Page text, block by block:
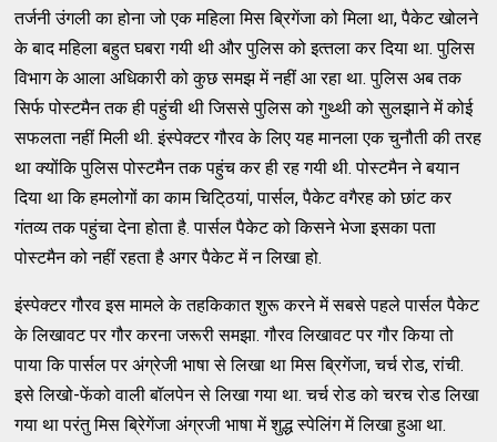
तर्जनी उंगली का होना जो एक महिला मिस ब्रिगेंजा को मिला था, पैकेट खोलने
के बाद महिला बहुत घबरा गयी थी और पुलिस को इत्‍तला कर दिया था. पुलिस
विभाग के आला अधिकारी को कुछ समझ में नहीं आ रहा था. पुलिस अब तक
सिर्फ पोस्‍टमैन तक ही पहुंची थी जिससे पुलिस को गुथ्‍थी को सुलझाने में कोई
सफलता नहीं मिली थी. इंस्‍पेक्‍टर गौरव के लिए यह मानला एक चुनौती की तरह
था क्‍योंकि पुलिस पोस्‍टमैन तक पहुंच कर ही रह गयी थी. पोस्‍टमैन ने बयान
दिया था कि हमलोगों का काम चिटि्‌ठयां, पार्सल, पैकेट वगैरह को छांट कर
गंतव्‍य तक पहुंचा देना होता है. पार्सल पैकेट को किसने भेजा इसका पता
पोस्‍टमैन को नहीं रहता है अगर पैकेट में न लिखा हो.
इंस्‍पेक्‍टर गौरव इस मामले के तहकिकात शुरू करने में सबसे पहले पार्सल पैकेट
के लिखावट पर गौर करना जरूरी समझा. गौरव लिखावट पर गौर किया तो
पाया कि पार्सल पर अंग्रेजी भाषा से लिखा था मिस ब्रिगेंजा, चर्च रोड, रांची.
इसे लिखो-फेंको वाली बॉलपेन से लिखा गया था. चर्च रोड को चरच रोड लिखा
गया था परंतु मिस ब्रिेगेंजा अंग्रजी भाषा में शुद्ध स्‍पेलिंग में लिखा हुआ था.